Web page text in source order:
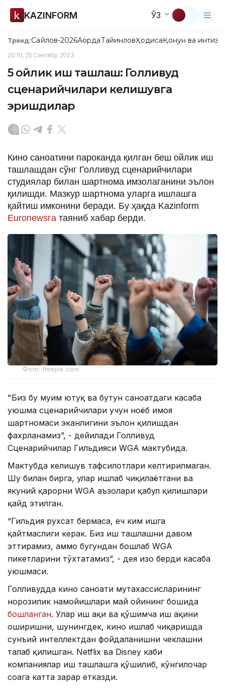
KAZINFORM ЎЗ
Тренд:Сайлов-2026АқордаТайинловҲодисаҚонун ва
20:10, 25 Сентябр 2023
5 ойлик иш ташлаш: Голливуд
сценарийчилари келишувга
эришдилар
Кино саноатини пароканда қилган беш ойлик иш
ташлашдан сўнг Голливуд сценарийчилари
студиялар билан шартнома имзолаганини эълон
қилишди. Мазкур шартнома уларга ишлашга
қайтиш имконини беради. Бу ҳақда Kazinform
Euronewsга таяниб хабар берди.
Фото: freepik.com
"Биз бу муҳим ютуқ ва бутун саноатдаги касаба
уюшма сценарийчилари учун ноёб ҳимоя
шартномаси эканлигини эълон қилишдан
фахрланамиз”, - дейилади Голливуд
Сценарийчилар Гильдияси WGA мактубида.
Мактубда келишув тафсилотлари келтирилмаган.
Шу билан бирга, улар ишлаб чиқилаётгани ва
якуний қарорни WGA аъзолари қабул қилишлари
қайд этилган.
“Гильдия рухсат бермаса, ҳеч ким ишга
қайтмаслиги керак. Биз иш ташлашни давом
эттирамиз, аммо бугундан бошлаб WGA
пикетларини тўхтатамиз”, - дея изоҳ берди касаба
уюшмаси.
Голливудда кино саноати мутахассисларининг
норозилик намойишлари май ойининг бошида
бошланган. Улар иш ҳақи ва қўшимча иш ҳақини
оширишни, шунингдек, кино ишлаб чиқаришда
сунъий интеллектдан фойдаланишни чеклашни
талаб қилишган. Netflix ва Disney каби
компаниялар иш ташлашга қўшилиб, кўнгилочар
соҳага катта зарар етказди.